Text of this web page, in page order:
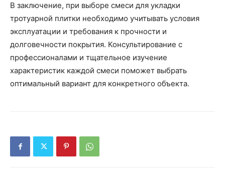
В заключение, при выборе смеси для укладки
тротуарной плитки необходимо учитывать условия
эксплуатации и требования к прочности и
долговечности покрытия. Консультирование с
профессионалами и тщательное изучение
характеристик каждой смеси поможет выбрать
оптимальный вариант для конкретного объекта.